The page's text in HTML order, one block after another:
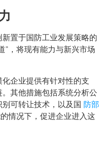
置于国防工业发展策略的
”，将现有能力与新兴市场
企业提供有针对性的支
其他措施包括系统分析公
可转让技术，以及国 防部
情况下，促进企业进入这